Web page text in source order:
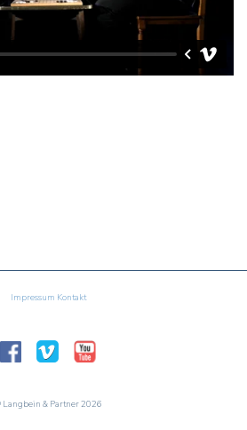
Impressum Kontakt
& Partner2026